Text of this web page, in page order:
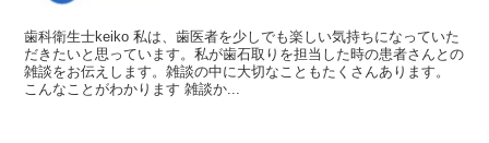
歯科衛生士keiko 私は、歯医者を少しでも楽しい気持ちになっていた
だきたいと思っています。私が歯石取りを担当した時の患者さんとの
雑談をお伝えします。雑談の中に大切なこともたくさんあります。
こんなことがわかります 雑談か...